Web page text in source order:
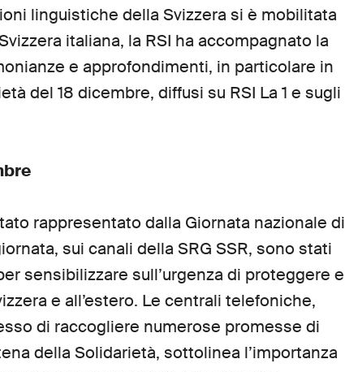
linguistiche della Svizzera si è mobilitata
italiana, la RSI ha accompagnato la
e approfondimenti, in particolare in
del 18 dicembre, diffusi su RSI La 1 e sugli
rappresentato dalla Giornata nazionale di
sui canali della SRG SSR, sono stati
sensibilizzare sull’urgenza di proteggere e
e all’estero. Le centrali telefoniche,
di raccogliere numerose promesse di
della Solidarietà, sottolinea l’importanza